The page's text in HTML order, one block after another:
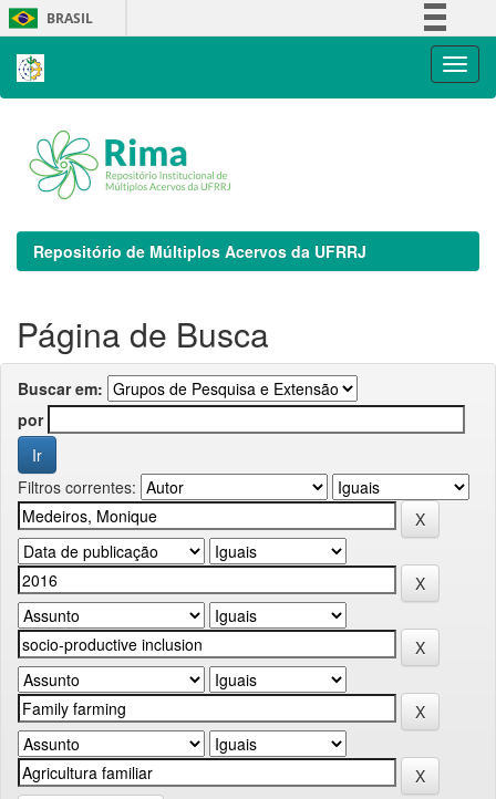
Skip
navigation
BRASIL
Repositório de Múltiplos Acervos da UFRRJ
Página de Busca
Buscar em:
por
Filtros correntes: